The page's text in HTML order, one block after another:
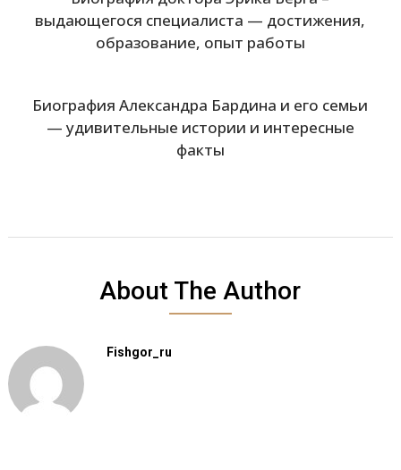
выдающегося специалиста — достижения,
образование, опыт работы
Биография Александра Бардина и его семьи
— удивительные истории и интересные
факты
About The Author
Fishgor_ru